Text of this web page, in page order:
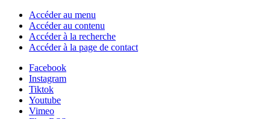
Accéder au menu
Accéder au contenu
Accéder à la recherche
Accéder à la page de contact
Facebook
Instagram
Tiktok
Youtube
Vimeo